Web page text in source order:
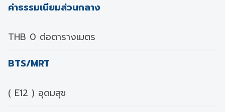
ค่าธรรมเนียมส่วนกลาง
THB 0 ต่อตารางเมตร
BTS/MRT
( E12 ) อุดมสุข